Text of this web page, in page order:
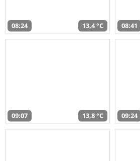
08:24 13,4 °C 08:41
09:07 13,8 °C 09:24